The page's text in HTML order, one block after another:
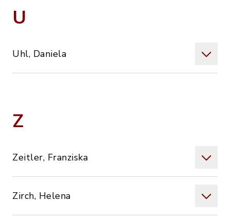
U
Uhl, Daniela
Z
Zeitler, Franziska
Zirch, Helena